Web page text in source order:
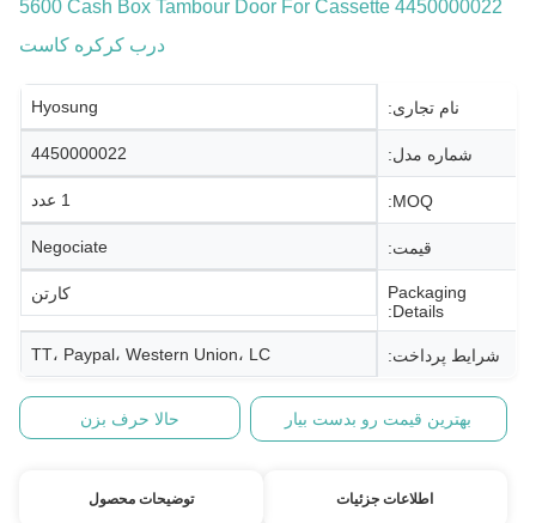
5600 Cash Box Tambour Door For Cassette 4450000022
درب کرکره کاست
نام تجاری: Hyosung
شماره مدل: 4450000022
MOQ: 1 عدد
قیمت: Negociate
Packaging
Details:
کارتن
شرایط پرداخت: TT، Paypal، Western Union، LC
بهترین قیمت رو بدست بیار حالا حرف بزن
اطلاعات جزئیات توضیحات محصول